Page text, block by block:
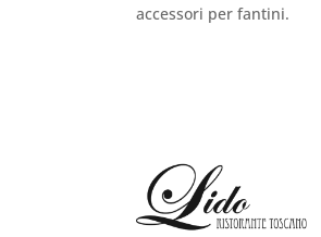
accessori per fantini.